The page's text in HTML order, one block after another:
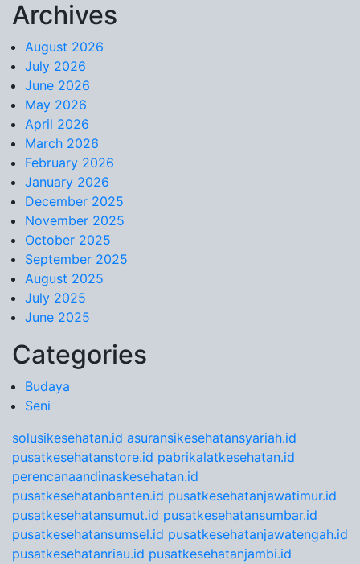
Skip to content
Archives
August 2026
July 2026
June 2026
May 2026
April 2026
March 2026
February 2026
January 2026
December 2025
November 2025
October 2025
September 2025
August 2025
July 2025
June 2025
Categories
Budaya
Seni
solusikesehatan.id asuransikesehatansyariah.id
pusatkesehatanstore.id pabrikalatkesehatan.id
perencanaandinaskesehatan.id
pusatkesehatanbanten.id pusatkesehatanjawatimur.id
pusatkesehatansumut.id pusatkesehatansumbar.id
pusatkesehatansumsel.id pusatkesehatanjawatengah.id
pusatkesehatanriau.id pusatkesehatanjambi.id